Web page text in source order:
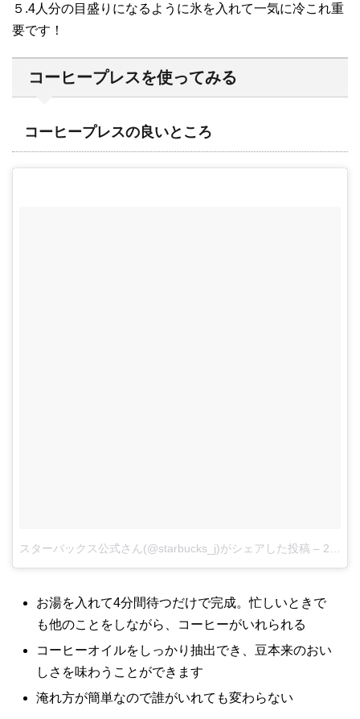
５.4人分の目盛りになるように氷を入れて一気に冷これ重
要です！
コーヒープレスを使ってみる
コーヒープレスの良いところ
スターバックス公式さん(@starbucks_j)がシェアした投稿 – 2017 8月 24 11:15午後 PDT
お湯を入れて4分間待つだけで完成。忙しいときで
も他のことをしながら、コーヒーがいれられる
コーヒーオイルをしっかり抽出でき、豆本来のおい
しさを味わうことができます
淹れ方が簡単なので誰がいれても変わらない